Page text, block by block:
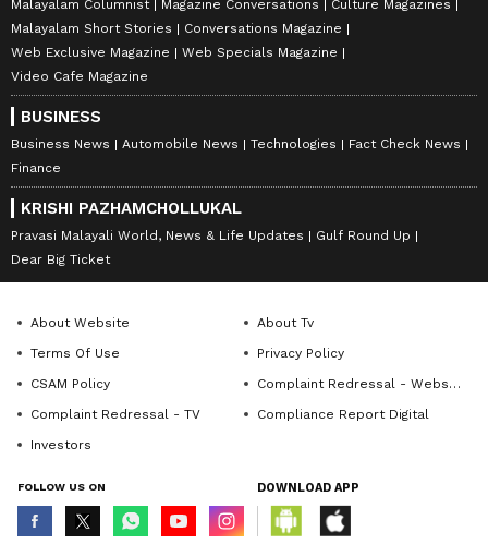
Malayalam Columnist
Magazine Conversations
Culture Magazines
Malayalam Short Stories
Conversations Magazine
Web Exclusive Magazine
Web Specials Magazine
Video Cafe Magazine
BUSINESS
Business News Automobile News Technologies
Fact Check News
Finance
KRISHI PAZHAMCHOLLUKAL
Pravasi Malayali World, News & Life Updates
Gulf Round Up
Dear Big Ticket
About Website
About Tv
Terms Of Use
Privacy Policy
CSAM Policy
Complaint Redressal - Website
Complaint Redressal - TV
Compliance Report Digital
Investors
FOLLOW US ON DOWNLOAD APP